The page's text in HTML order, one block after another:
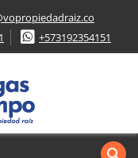
+573192354151